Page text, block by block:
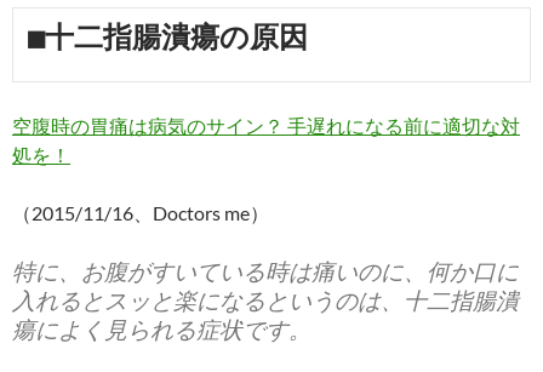
■十二指腸潰瘍の原因
空腹時の胃痛は病気のサイン？ 手遅れになる前に適切な対
処を！
（2015/11/16、Doctors me）
特に、お腹がすいている時は痛いのに、何か口に
入れるとスッと楽になるというのは、十二指腸潰
瘍によく見られる症状です。